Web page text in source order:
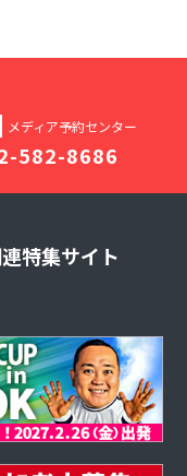
込みキャンペーン
でプレー！
でプレー！詳細
みキャンペーン★7
はこちら
メディア予約センター
582-8686
特集サイト